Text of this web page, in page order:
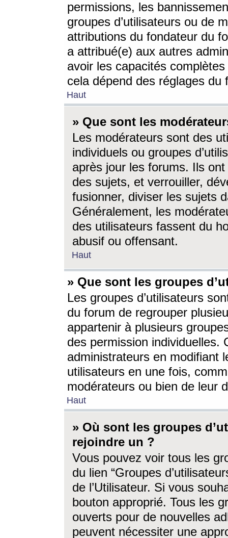
permissions, les
groupes d’utilisateurs ou de
attributions du fondateur du
a attribué(e) aux autres
avoir les capacités
cela dépend des réglages du
Haut
» Que sont les
Les modérateurs sont des
individuels ou groupes
après jour les forums. Ils ont
des sujets, et verrouiller,
fusionner, diviser les sujets
Généralement, les
des utilisateurs fassent du
abusif ou offensant.
Haut
» Que sont les groupes
Les groupes d’utilisateurs
du forum de regrouper
appartenir à plusieurs
des permission individuelles.
administrateurs en modifiant
utilisateurs en une fois,
modérateurs ou bien de leur
Haut
» Où sont les groupes
rejoindre un ?
Vous pouvez voir tous les
du lien “Groupes
de l’Utilisateur. Si vous
bouton approprié. Tous les
ouverts pour de nouvelles
peuvent nécessiter une